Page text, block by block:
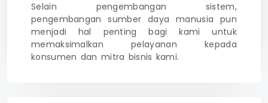
Selain pengembangan sistem,
pengembangan sumber daya manusia pun
menjadi hal penting bagi kami untuk
memaksimalkan pelayanan kepada
konsumen dan mitra bisnis kami.